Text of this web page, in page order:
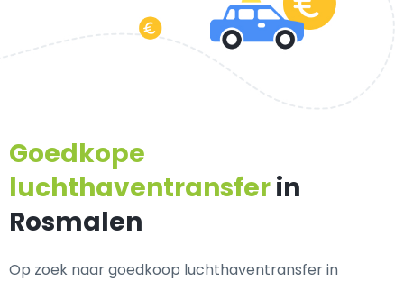
Goedkope
luchthaventransferin
Rosmalen
Op zoek naar goedkoop luchthaventransfer in